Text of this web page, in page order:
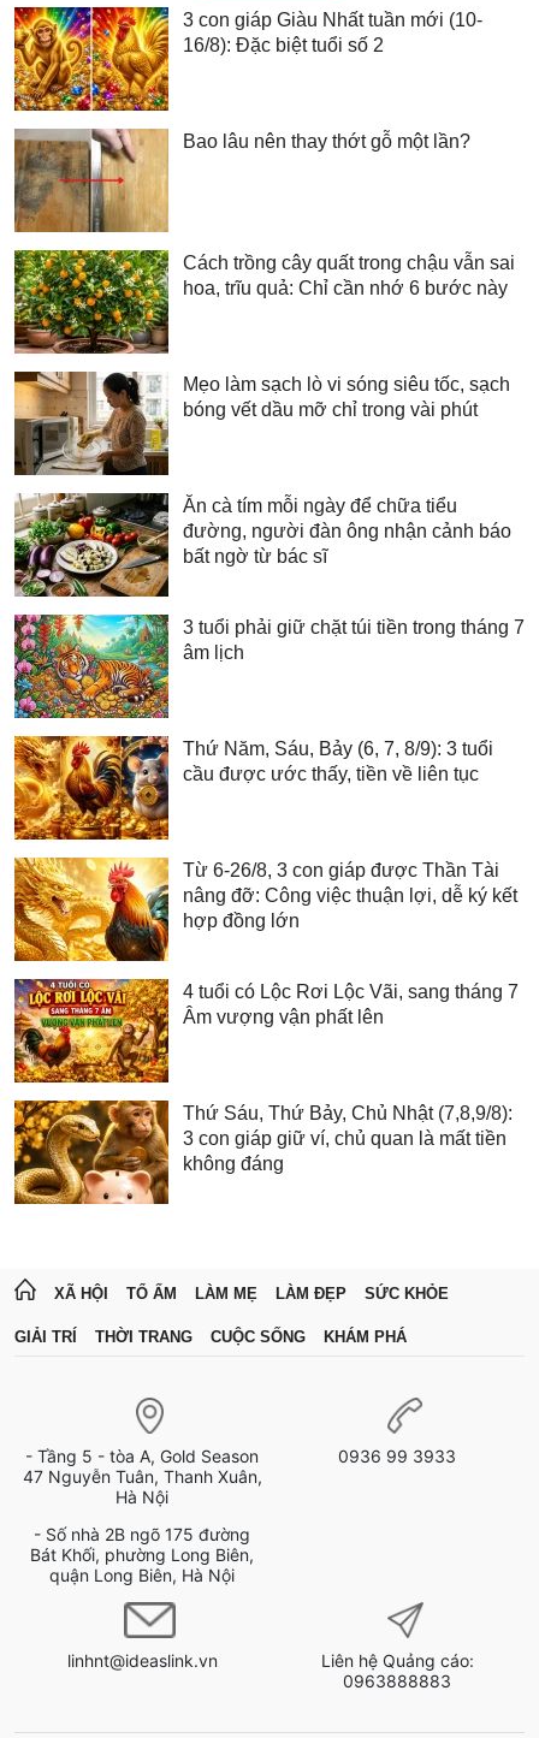
3 con giáp Giàu Nhất tuần mới (10-
16/8): Đặc biệt tuổi số 2
Bao lâu nên thay thớt gỗ một lần?
Cách trồng cây quất trong chậu vẫn sai
hoa, trĩu quả: Chỉ cần nhớ 6 bước này
Mẹo làm sạch lò vi sóng siêu tốc, sạch
bóng vết dầu mỡ chỉ trong vài phút
Ăn cà tím mỗi ngày để chữa tiểu
đường, người đàn ông nhận cảnh báo
bất ngờ từ bác sĩ
3 tuổi phải giữ chặt túi tiền trong tháng 7
âm lịch
Thứ Năm, Sáu, Bảy (6, 7, 8/9): 3 tuổi
cầu được ước thấy, tiền về liên tục
Từ 6-26/8, 3 con giáp được Thần Tài
nâng đỡ: Công việc thuận lợi, dễ ký kết
hợp đồng lớn
4 tuổi có Lộc Rơi Lộc Vãi, sang tháng 7
Âm vượng vận phất lên
Thứ Sáu, Thứ Bảy, Chủ Nhật (7,8,9/8):
3 con giáp giữ ví, chủ quan là mất tiền
không đáng
XÃ HỘI TỔ ẤM LÀM MẸ LÀM ĐẸP SỨC KHỎE
GIẢI TRÍ THỜI TRANG CUỘC SỐNG KHÁM PHÁ
- Tầng 5 - tòa A, Gold Season
47 Nguyễn Tuân, Thanh Xuân,
Hà Nội
- Số nhà 2B ngõ 175 đường
Bát Khối, phường Long Biên,
quận Long Biên, Hà Nội
0936 99 3933
linhnt@ideaslink.vn
Liên hệ Quảng cáo:
0963888883